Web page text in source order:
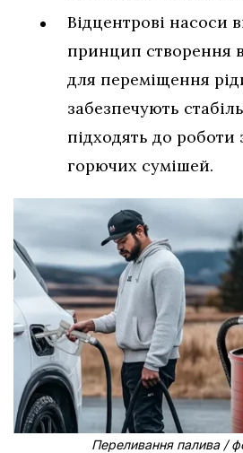
Відцентрові насоси
принцип створення
для переміщення
забезпечують
підходять до
горючих сумішей.
Переливання палива /